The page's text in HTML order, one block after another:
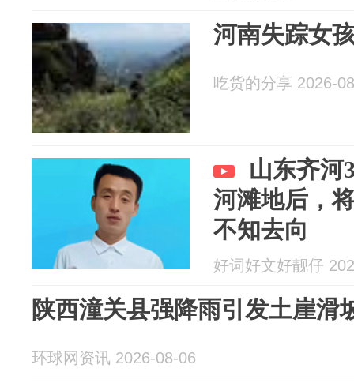
河南失踪女
吃货的分享 2026-
山东齐河
河滩地后，
不知去向
好词好文好靓仔
陕西潼关县强降雨引发土崖滑
环球网资讯 2026-08-06